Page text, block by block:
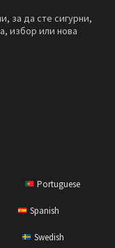
за да сте сигурни,
избор или нова
Portuguese
Spanish
Swedish